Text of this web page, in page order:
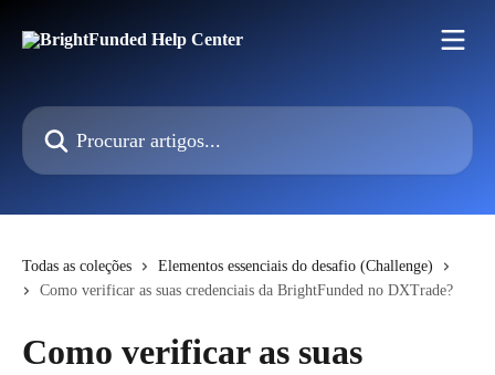
Procurar artigos...
Todas as coleções
Elementos essenciais do desafio (Challenge)
Como verificar as suas credenciais da BrightFunded no DXTrade?
Como verificar as suas